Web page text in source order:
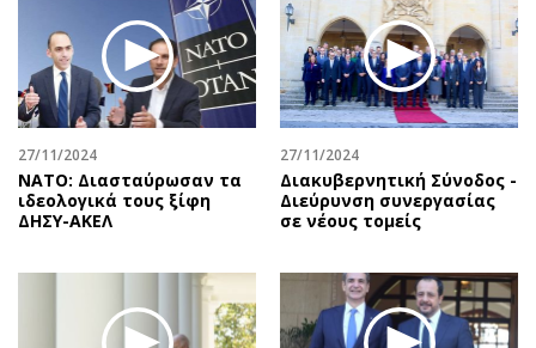
27/11/2024
ΝΑΤΟ: Διασταύρωσαν τα
ιδεολογικά τους ξίφη
ΔΗΣΥ-ΑΚΕΛ
27/11/2024
Διακυβερνητική Σύνοδος -
Διεύρυνση συνεργασίας
σε νέους τομείς